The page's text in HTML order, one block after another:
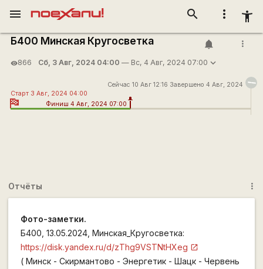
more_vert accessibility_new
search
menu
Б400 Минская Кругосветка more_vert
visibility866 Сб, 3 Авг, 2024 04:00 — Вс, 4 Авг, 2024 07:00
Сейчас 10 Авг 12:16 Завершено 4 Авг, 2024
Старт 3 Авг, 2024 04:00
Финиш 4 Авг, 2024 07:00
Отчёты more_vert
Фото-заметки.
Б400, 13.05.2024, Минская_Кругосветка:
https://disk.yandex.ru/d/zThg9VSTNtHXeg
( Минск - Скирмантово - Энергетик - Шацк - Червень